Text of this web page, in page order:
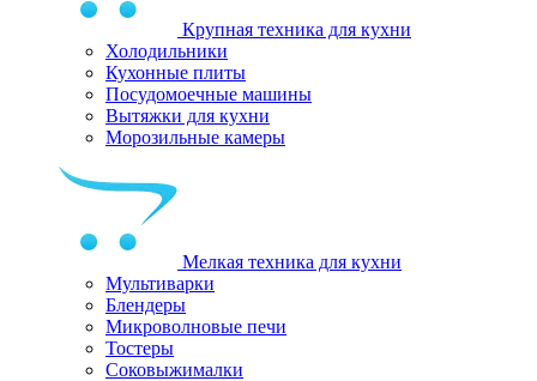
Крупная техника для кухни
Холодильники
Кухонные плиты
Посудомоечные машины
Вытяжки для кухни
Морозильные камеры
Мелкая техника для кухни
Мультиварки
Блендеры
Микроволновые печи
Тостеры
Соковыжималки